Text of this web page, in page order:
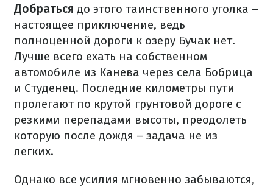
Добраться до этого таинственного уголка –
настоящее приключение, ведь
полноценной дороги к озеру Бучак нет.
Лучше всего ехать на собственном
автомобиле из Канева через села Бобрица
и Студенец. Последние километры пути
пролегают по крутой грунтовой дороге с
резкими перепадами высоты, преодолеть
которую после дождя – задача не из
легких.
Однако все усилия мгновенно забываются,